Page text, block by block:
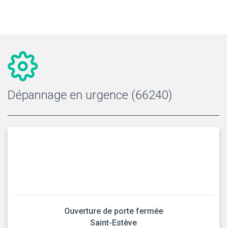
Dépannage en urgence (66240)
Ouverture de porte fermée
Saint-Estève